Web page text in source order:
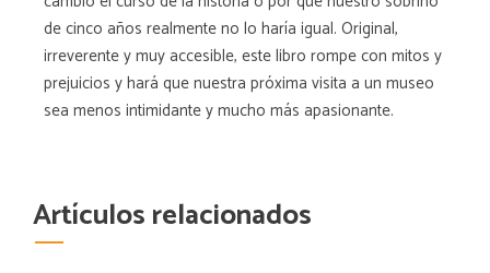
de cinco años realmente no lo haría igual. Original,
irreverente y muy accesible, este libro rompe con mitos y
prejuicios y hará que nuestra próxima visita a un museo
sea menos intimidante y mucho más apasionante.
Artículos relacionados